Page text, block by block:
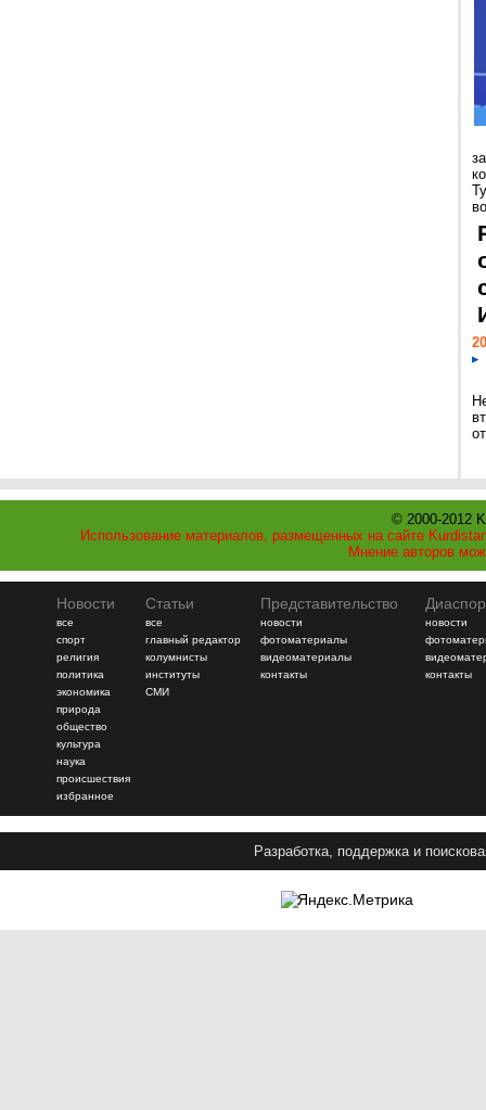
© 2000-2012
Использование материалов, размещенных на сайте
Мнение авторов
Новости
все
спорт
религия
политика
экономика
природа
общество
культура
наука
происшествия
избранное
Статьи
все
главный редактор
колумнисты
институты
СМИ
Представительство
новости
фотоматериалы
видеоматериалы
контакты
новости
контакты
Разработка, поддержка и